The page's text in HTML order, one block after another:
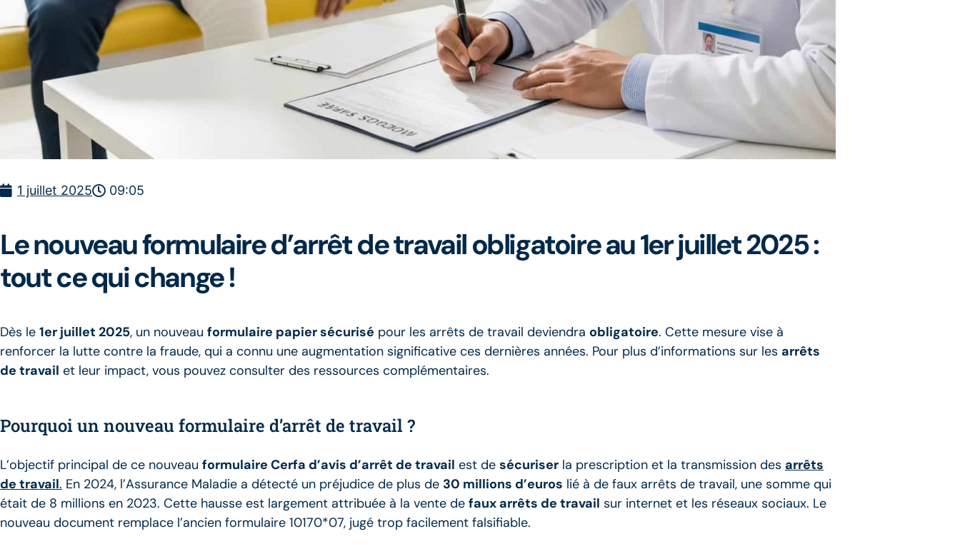
1 juillet 2025 09:05
Le nouveau formulaire d’arrêt de travail obligatoire au 1er juillet 2025 :
tout ce qui change !
Dès le 1er juillet 2025, un nouveau formulaire papier sécurisé pour les arrêts de travail deviendra obligatoire. Cette mesure vise à
renforcer la lutte contre la fraude, qui a connu une augmentation significative ces dernières années. Pour plus d’informations sur les arrêts
de travail et leur impact, vous pouvez consulter des ressources complémentaires.
Pourquoi un nouveau formulaire d’arrêt de travail ?
L’objectif principal de ce nouveau formulaire Cerfa d’avis d’arrêt de travail est de sécuriser la prescription et la transmission des arrêts
de travail. En 2024, l’Assurance Maladie a détecté un préjudice de plus de 30 millions d’euros lié à de faux arrêts de travail, une somme qui
était de 8 millions en 2023. Cette hausse est largement attribuée à la vente de faux arrêts de travail sur internet et les réseaux sociaux. Le
nouveau document remplace l’ancien formulaire 10170*07, jugé trop facilement falsifiable.